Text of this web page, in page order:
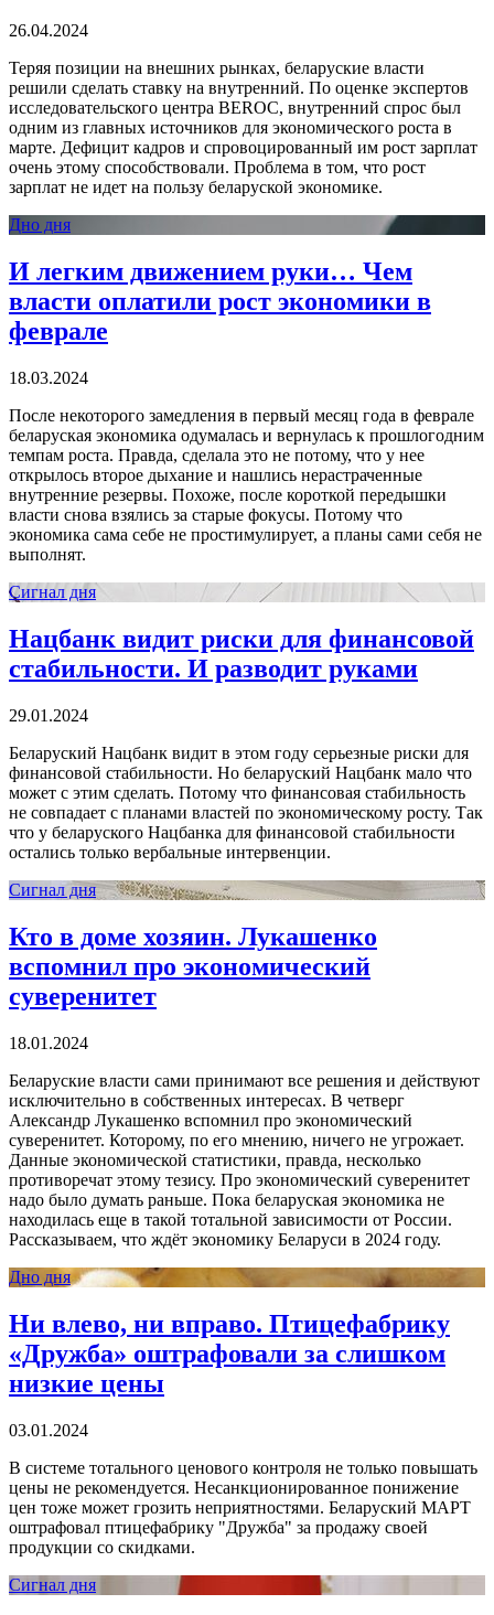
26.04.2024
Теряя позиции на внешних рынках, беларуские власти
решили сделать ставку на внутренний. По оценке экспертов
исследовательского центра BEROC, внутренний спрос был
одним из главных источников для экономического роста в
марте. Дефицит кадров и спровоцированный им рост зарплат
очень этому способствовали. Проблема в том, что рост
зарплат не идет на пользу беларуской экономике.
Дно дня
И легким движением руки… Чем
власти оплатили рост экономики в
феврале
18.03.2024
После некоторого замедления в первый месяц года в феврале
беларуская экономика одумалась и вернулась к прошлогодним
темпам роста. Правда, сделала это не потому, что у нее
открылось второе дыхание и нашлись нерастраченные
внутренние резервы. Похоже, после короткой передышки
власти снова взялись за старые фокусы. Потому что
экономика сама себе не простимулирует, а планы сами себя не
выполнят.
Сигнал дня
Нацбанк видит риски для финансовой
стабильности. И разводит руками
29.01.2024
Беларуский Нацбанк видит в этом году серьезные риски для
финансовой стабильности. Но беларуский Нацбанк мало что
может с этим сделать. Потому что финансовая стабильность
не совпадает с планами властей по экономическому росту. Так
что у беларуского Нацбанка для финансовой стабильности
остались только вербальные интервенции.
Сигнал дня
Кто в доме хозяин. Лукашенко
вспомнил про экономический
суверенитет
18.01.2024
Беларуские власти сами принимают все решения и действуют
исключительно в собственных интересах. В четверг
Александр Лукашенко вспомнил про экономический
суверенитет. Которому, по его мнению, ничего не угрожает.
Данные экономической статистики, правда, несколько
противоречат этому тезису. Про экономический суверенитет
надо было думать раньше. Пока беларуская экономика не
находилась еще в такой тотальной зависимости от России.
Рассказываем, что ждёт экономику Беларуси в 2024 году.
Дно дня
Ни влево, ни вправо. Птицефабрику
«Дружба» оштрафовали за слишком
низкие цены
03.01.2024
В системе тотального ценового контроля не только повышать
цены не рекомендуется. Несанкционированное понижение
цен тоже может грозить неприятностями. Беларуский МАРТ
оштрафовал птицефабрику "Дружба" за продажу своей
продукции со скидками.
Сигнал дня